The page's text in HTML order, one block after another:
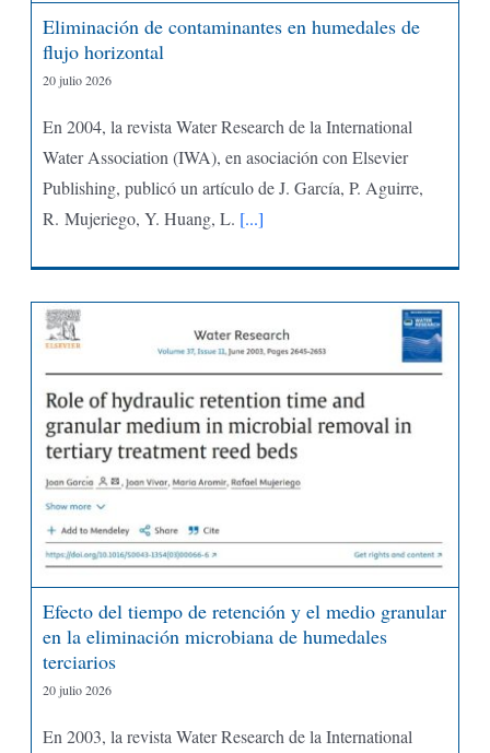
Eliminación de contaminantes en humedales de
flujo horizontal
20 julio 2026
En 2004, la revista Water Research de la International
Water Association (IWA), en asociación con Elsevier
Publishing, publicó un artículo de J. García, P. Aguirre,
R. Mujeriego, Y. Huang, L. [...]
Efecto del tiempo de retención y el medio granular
en la eliminación microbiana de humedales
terciarios
20 julio 2026
En 2003, la revista Water Research de la International